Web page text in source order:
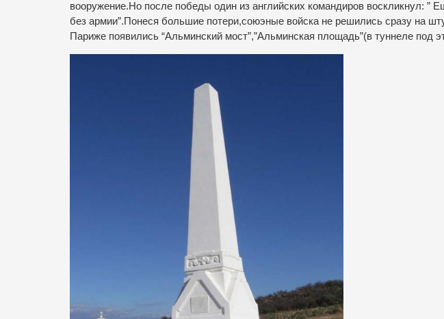
вооружение.Но после победы один из английских командиров воскликнул: ”
без армии”.Понеся большие потери,союэные войска не решились сразу на
Париже появились “Альминский мост”,”Альминская площадь”(в туннеле под